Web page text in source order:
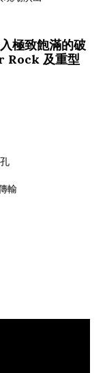
極致飽滿的破
Rock 及重型
輸